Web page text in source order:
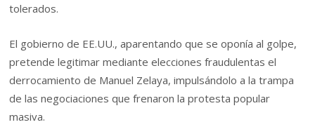
tolerados.
El gobierno de EE.UU., aparentando que se oponía al golpe,
pretende legitimar mediante elecciones fraudulentas el
derrocamiento de Manuel Zelaya, impulsándolo a la trampa
de las negociaciones que frenaron la protesta popular
masiva.